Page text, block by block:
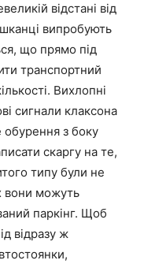
відстані від
випробують
що прямо під
транспортний
Вихлопні
сигнали клаксона
обурення з боку
скаргу на те,
типу були не
вони можуть
паркінг. Щоб
відразу ж